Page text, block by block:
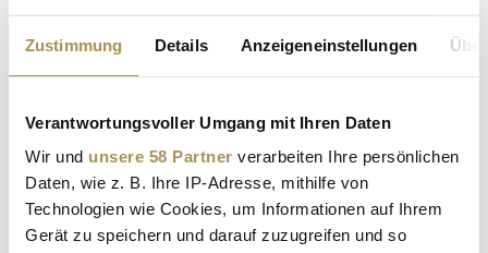
Zustimmung Details Anzeigeneinstellungen
Verantwortungsvoller Umgang mit Ihren Daten
Wir und unsere 58 Partner verarbeiten Ihre persönlichen
Daten, wie z. B. Ihre IP-Adresse, mithilfe von
Technologien wie Cookies, um Informationen auf Ihrem
Gerät zu speichern und darauf zuzugreifen und so